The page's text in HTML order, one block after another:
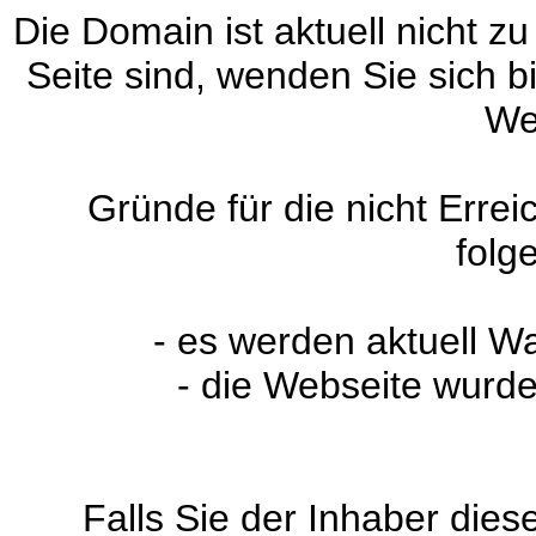
Die Domain ist aktuell nicht
Seite sind, wenden Sie sich
Gründe für die nicht
- es werden aktuell
- die Webseite
Falls Sie der Inhaber